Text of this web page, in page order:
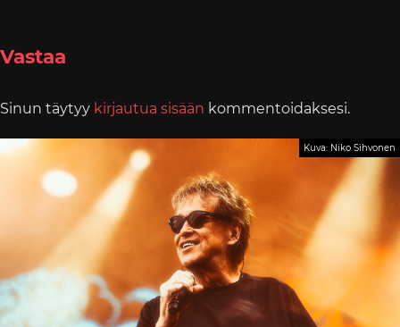
Vastaa
Sinun täytyy kirjautua sisään kommentoidaksesi.
Kuva: Niko Sihvonen